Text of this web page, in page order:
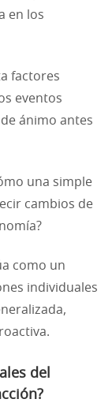
en los
factores
eventos
ánimo antes
una simple
cambios de
como un
individuales
del